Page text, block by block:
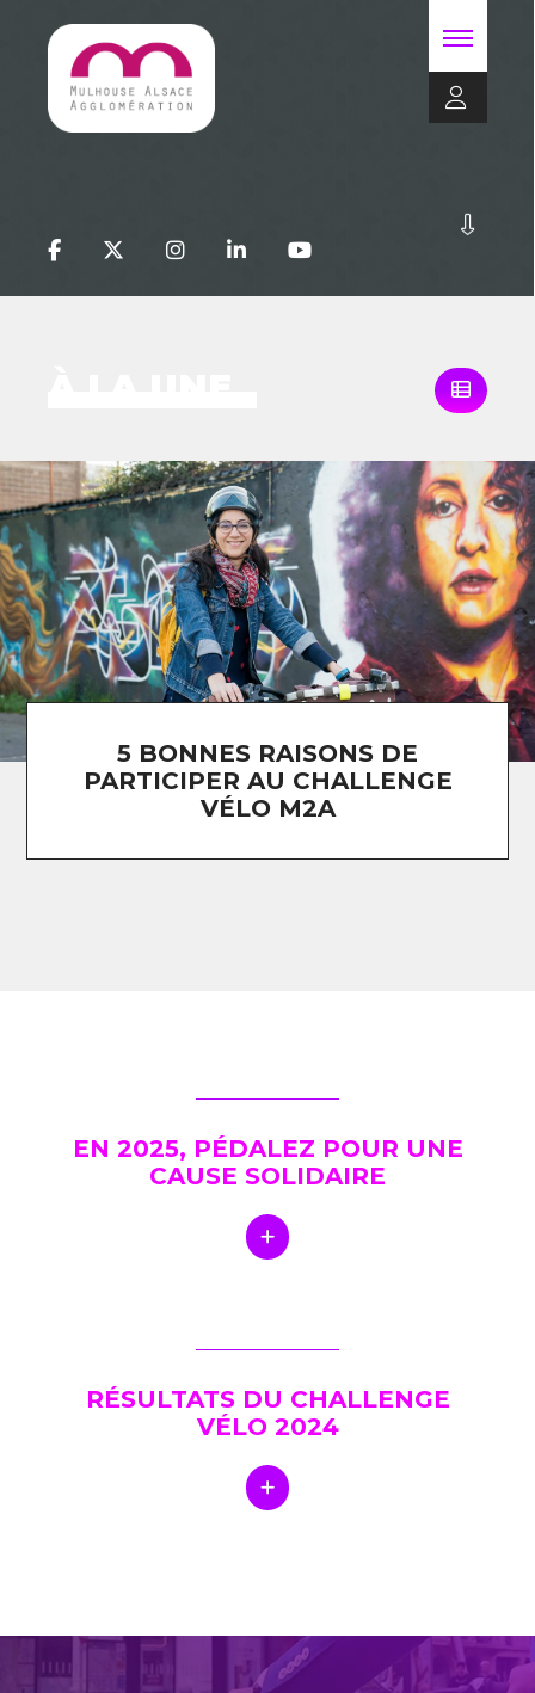
5 BONNES RAISONS DE
PARTICIPER AU CHALLENGE
VÉLO M2A
EN 2025, PÉDALEZ POUR UNE
CAUSE SOLIDAIRE
RÉSULTATS DU CHALLENGE
VÉLO 2024